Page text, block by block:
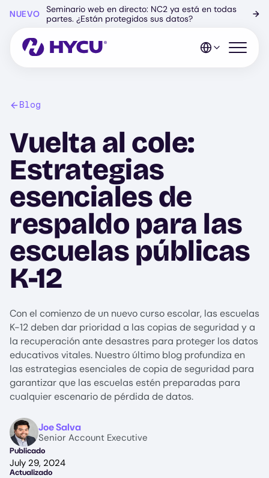
principal
NUEVO
Seminario web en directo: NC2 ya está en todas
partes. ¿Están protegidos sus datos?
→
Abrir el
Blog
Vuelta al cole:
Estrategias
esenciales de
respaldo para las
escuelas públicas
K-12
Con el comienzo de un nuevo curso escolar, las escuelas
K-12 deben dar prioridad a las copias de seguridad y a
la recuperación ante desastres para proteger los datos
educativos vitales. Nuestro último blog profundiza en
las estrategias esenciales de copia de seguridad para
garantizar que las escuelas estén preparadas para
cualquier escenario de pérdida de datos.
ImageJoe Salva
Senior Account Executive
Publicado
July 29, 2024
Actualizado